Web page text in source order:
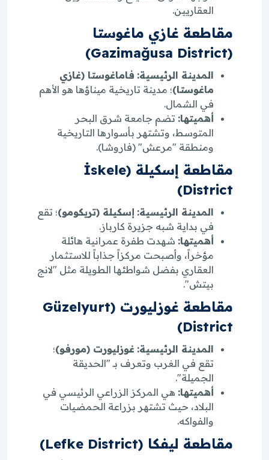
العقاريين.
مقاطعة غازي ماغوستا
(Gazimağusa District)
المدينة الرئيسية: فاماغوستا (غازي
ماغوستا)؛ مدينة تاريخية ميناؤها هو الأهم
في الشمال.
أهميتها: تضم جامعة شرق البحر
المتوسط، وتشتهر بأسوارها التاريخية
ومنطقة "مرعش" (فاروشا).
مقاطعة إسكيلة (İskele
District)
المدينة الرئيسية: إسكيلة (تريكومو)؛ تقع
في بداية شبه جزيرة كارباز.
أهميتها: شهدت طفرة عمرانية هائلة
مؤخراً، وأصبحت مركزاً جذاباً للاستثمار
العقاري بفضل شواطئها الطويلة مثل "لانج
بيتش".
مقاطعة غوزليورت (Güzelyurt
District)
المدينة الرئيسية: غوزليورت (مورفو)؛
تقع في الغرب وتعرف بـ "الحديقة
الجميلة".
أهميتها: هي المركز الزراعي الرئيسي في
البلاد، حيث تشتهر بزراعة الحمضيات
والفواكه.
مقاطعة ليفكا (Lefke District)